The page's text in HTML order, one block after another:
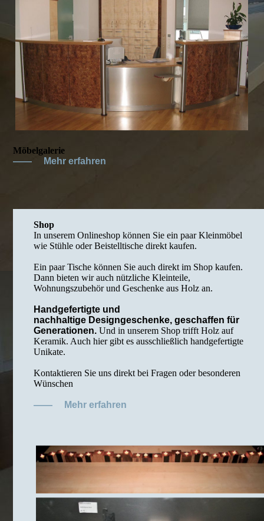
Möbelgalerie
——
Mehr erfahren
Shop
In unserem Onlineshop können Sie ein paar Kleinmöbel
wie Stühle oder Beistelltische direkt kaufen.
Ein paar Tische können Sie auch direkt im Shop kaufen.
Dann bieten wir auch nützliche Kleinteile,
Wohnungszubehör und Geschenke aus Holz an.
Handgefertigte und
nachhaltige Designgeschenke, geschaffen für
Generationen. Und in unserem Shop trifft Holz auf
Keramik. Auch hier gibt es ausschließlich handgefertigte
Unikate.
Kontaktieren Sie uns direkt bei Fragen oder besonderen
Wünschen
—— Mehr erfahren